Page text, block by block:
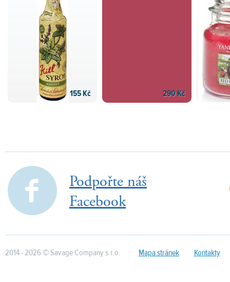
155 Kč 290 Kč
Podpořte náš
Facebook
2014 - 2026 © Savage Company s.r.o. Mapa stránek Kontakty